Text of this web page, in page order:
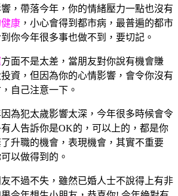
，帶落今年，你的情緒壓力一點也沒有
康 ，小心會得到都市病，最普遍的都市
你今年很多事也做不到，要切記。
方面不是太差，當朋友對你說有機會賺
資，但因為你的心情影響，會令你沒有
自己注意一下。
因為犯太歲影響太深，今年很多時候會令
人告訴你是OK的，可以上的，都是你
升職的機會，表現機會，其實不重要
以做得到的。
友不過不失，雖然已婚人士不說得上有非